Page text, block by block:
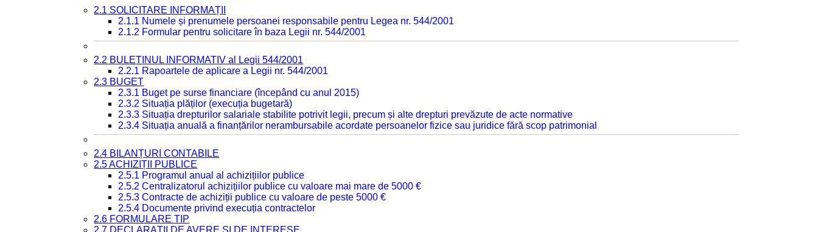
2.1 SOLICITARE INFORMAȚII
2.1.1 Numele și prenumele persoanei responsabile pentru Legea nr. 544/2001
2.1.2 Formular pentru solicitare în baza Legii nr. 544/2001
2.2 BULETINUL INFORMATIV al Legii 544/2001
2.2.1 Rapoartele de aplicare a Legii nr. 544/2001
2.3 BUGET
2.3.1 Buget pe surse financiare (începând cu anul 2015)
2.3.2 Situația plăților (execuția bugetară)
2.3.3 Situația drepturilor salariale stabilite potrivit legii, precum și alte drepturi prevăzute de acte normative
2.3.4 Situația anuală a finanțărilor nerambursabile acordate persoanelor fizice sau juridice fără scop patrimonial
2.4 BILANȚURI CONTABILE
2.5 ACHIZIȚII PUBLICE
2.5.1 Programul anual al achizițiilor publice
2.5.2 Centralizatorul achizițiilor publice cu valoare mai mare de 5000 €
2.5.3 Contracte de achiziții publice cu valoare de peste 5000 €
2.5.4 Documente privind execuția contractelor
2.6 FORMULARE TIP
2.7 DECLARAȚII DE AVERE ȘI DE INTERESE